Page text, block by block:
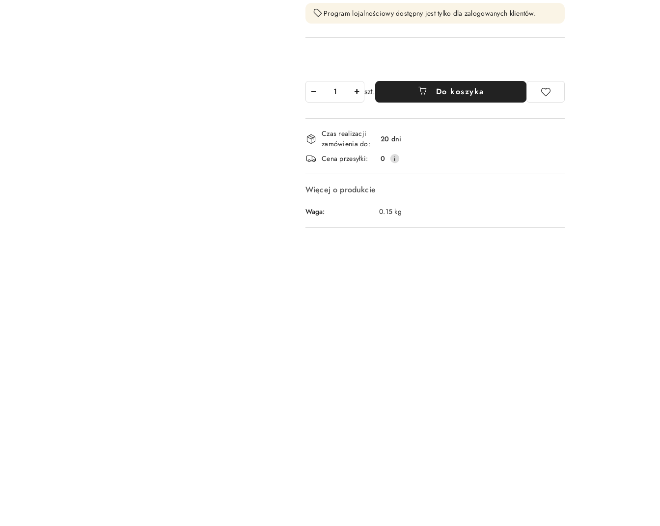
Program lojalnościowy dostępny jest tylko dla zalogowanych klientów.
szt. Do koszyka
Dostępność
i
dostawa
Czas realizacji
zamówienia do:
20 dni
Cena przesyłki:
0
Więcej o produkcie
Waga: 0.15 kg